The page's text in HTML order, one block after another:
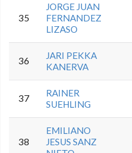
35
JORGE JUAN
FERNANDEZ
LIZASO
36
JARI PEKKA
KANERVA
37
RAINER
SUEHLING
38
EMILIANO
JESUS SANZ